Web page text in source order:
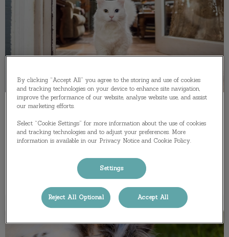
Verzekering
Dit zijn betrouwbare websites waar je een
dierenverzekering kunt afsluiten.
Lees hier meer over
Bescherm je konijn voor warmere dagen
By clicking “Accept All” you agree to the storing and use of cookies
and tracking technologies on your device to enhance site navigation,
improve the performance of our website, analyse website use, and assist
our marketing efforts.
Select “Cookie Settings” for more information about the use of cookies
and tracking technologies and to adjust your preferences. More
information is available in our Privacy Notice and Cookie Policy.
Settings
Reject All Optional Accept All